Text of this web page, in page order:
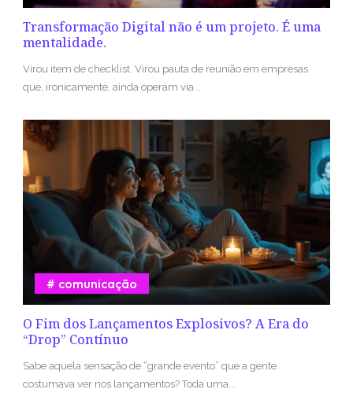
Transformação Digital não é um projeto. É uma
mentalidade.
Virou item de checklist. Virou pauta de reunião em empresas
que, ironicamente, ainda operam via...
O Fim dos Lançamentos Explosivos? A Era do
“Drop” Contínuo
comunicação
Sabe aquela sensação de “grande evento” que a gente
costumava ver nos lançamentos? Toda uma...